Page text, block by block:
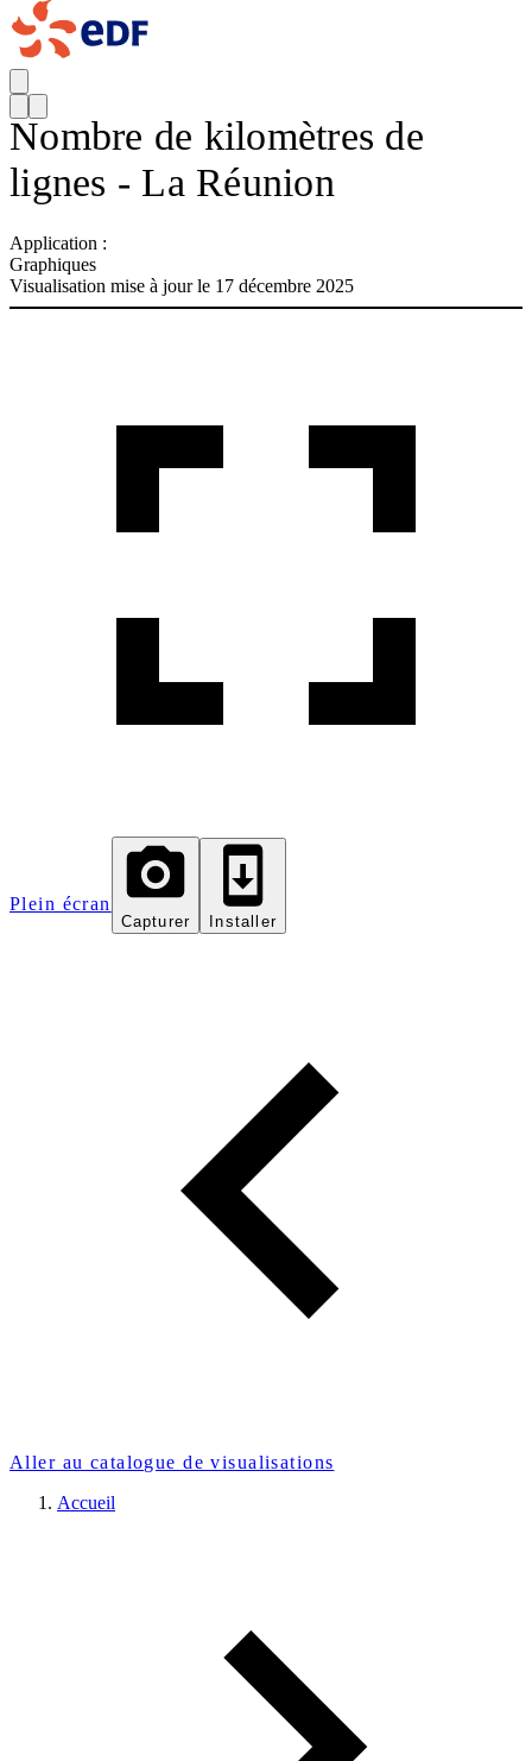
Nombre de kilomètres de
lignes - La Réunion
Application :
Graphiques
Visualisation mise à jour le 17 décembre 2025
Plein écran
Capturer Installer
Aller au catalogue de visualisations
Accueil